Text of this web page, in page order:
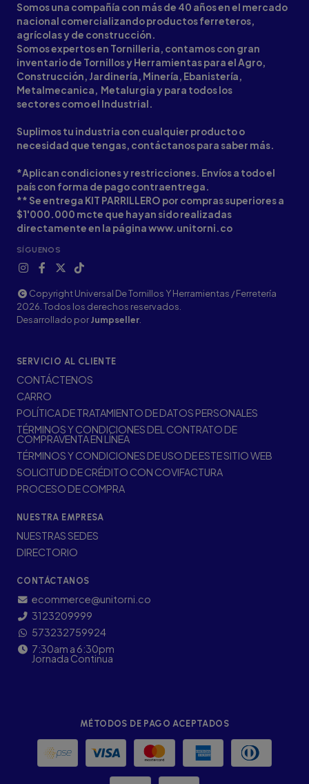
Somos una compañía con más de 40 años en el mercado
nacional comercializando productos ferreteros,
agrícolas y de construcción.
Somos expertos en Tornilleria, contamos con gran
inventario de Tornillos y Herramientas para el Agro,
Construcción, Jardinería, Minería, Ebanistería,
Metalmecanica, Metalurgia y para todos los
sectores como el Industrial.
Suplimos tu industria con cualquier producto o
necesidad que tengas, contáctanos para saber más.
*Aplican condiciones y restricciones. Envíos a todo el
país con forma de pago contraentrega.
** Se entrega KIT PARRILLERO por compras superiores a
$1'000.000 mcte que hayan sido realizadas
directamente en la página www.unitorni.co
SÍGUENOS
Copyright Universal De Tornillos Y Herramientas / Ferretería
2026. Todos los derechos reservados.
Desarrollado porJumpseller
SERVICIO AL CLIENTE
CONTÁCTENOS
CARRO
POLÍTICA DE TRATAMIENTO DE DATOS PERSONALES
TÉRMINOS Y CONDICIONES DEL CONTRATO DE
COMPRAVENTA EN LÍNEA
TÉRMINOS Y CONDICIONES DE USO DE ESTE SITIO WEB
SOLICITUD DE CRÉDITO CON COVIFACTURA
PROCESO DE COMPRA
NUESTRA EMPRESA
NUESTRAS SEDES
DIRECTORIO
CONTÁCTANOS
ecommerce@unitorni.co
3123209999
573232759924
7:30am a 6:30pm
Jornada Continua
MÉTODOS DE PAGO ACEPTADOS